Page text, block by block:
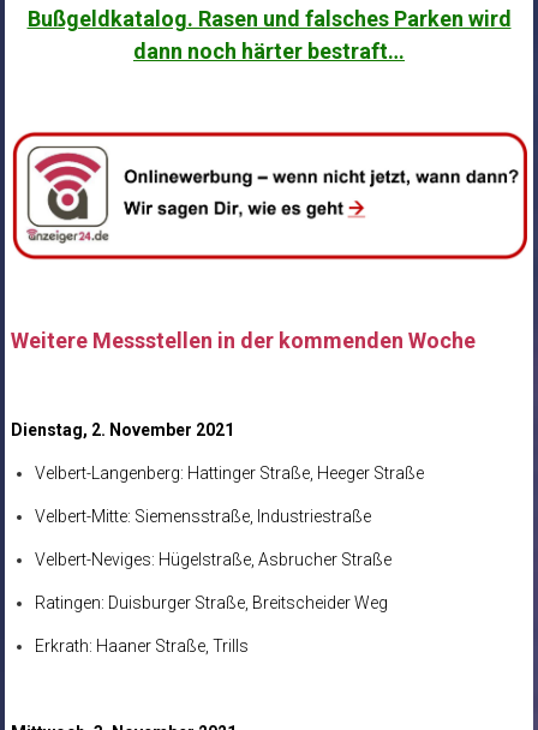
Bußgeldkatalog. Rasen und falsches Parken wird
dann noch härter bestraft…
Weitere Messstellen in der kommenden Woche
Dienstag, 2. November 2021
Velbert-Langenberg: Hattinger Straße, Heeger Straße
Velbert-Mitte: Siemensstraße, Industriestraße
Velbert-Neviges: Hügelstraße, Asbrucher Straße
Ratingen: Duisburger Straße, Breitscheider Weg
Erkrath: Haaner Straße, Trills